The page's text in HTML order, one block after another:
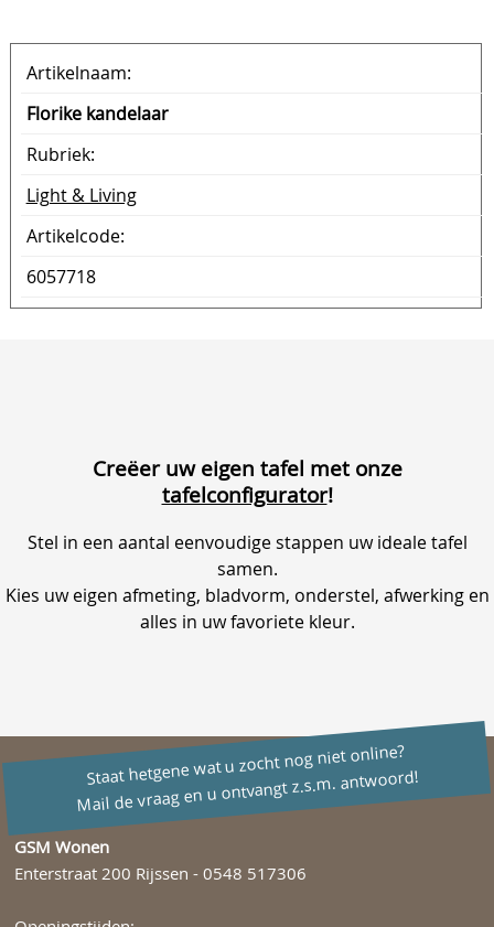
Artikelnaam:
Florike kandelaar
Rubriek:
Light & Living
Artikelcode:
6057718
Creëer uw eigen tafel met onze
tafelconfigurator!
Stel in een aantal eenvoudige stappen uw ideale tafel
samen.
Kies uw eigen afmeting, bladvorm, onderstel, afwerking en
alles in uw favoriete kleur.
Staat hetgene wat u zocht nog niet online?
Mailde vraag en u ontvangt z.s.m. antwoord!
GSM Wonen
Enterstraat 200 Rijssen -0548 517306